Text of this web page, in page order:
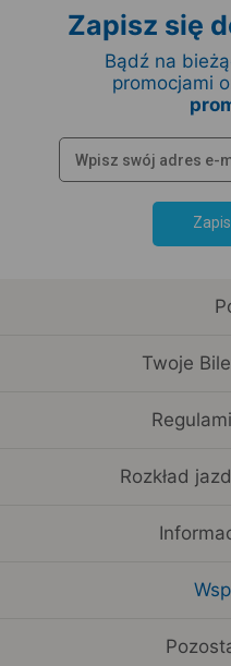
Zapisz się
Bądź na
promocjami
Twoje
Rozkład